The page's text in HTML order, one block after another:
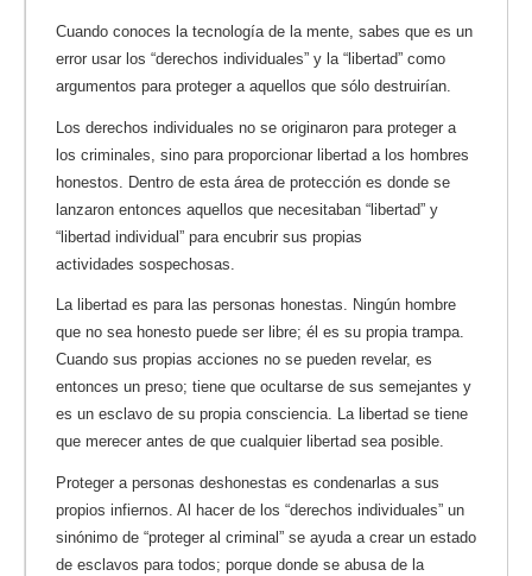
Cuando conoces la tecnología de la mente, sabes que es un
error usar los “derechos individuales” y la “libertad” como
argumentos para proteger a aquellos que sólo destruirían.
Los derechos individuales no se originaron para proteger a
los criminales, sino para proporcionar libertad a los hombres
honestos. Dentro de esta área de protección es donde se
lanzaron entonces aquellos que necesitaban “libertad” y
“libertad individual” para encubrir sus propias
actividades sospechosas.
La libertad es para las personas honestas. Ningún hombre
que no sea honesto puede ser libre; él es su propia trampa.
Cuando sus propias acciones no se pueden revelar, es
entonces un preso; tiene que ocultarse de sus semejantes y
es un esclavo de su propia consciencia. La libertad se tiene
que merecer antes de que cualquier libertad sea posible.
Proteger a personas deshonestas es condenarlas a sus
propios infiernos. Al hacer de los “derechos individuales” un
sinónimo de “proteger al criminal” se ayuda a crear un estado
de esclavos para todos; porque donde se abusa de la